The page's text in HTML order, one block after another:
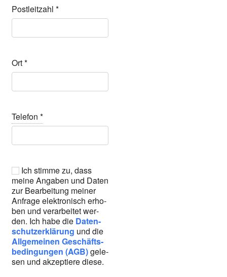
Post­leit­zahl *
Ort*
Tele­fon *
Ich stim­me zu, dass
mei­ne Anga­ben und Daten
zur Bear­bei­tung mei­ner
Anfra­ge elek­tro­nisch erho­
ben und ver­ar­bei­tet wer­
den. Ich habe die Daten­
schutz­er­klä­rung und die
All­ge­mei­nen Geschäfts­
be­din­gun­gen (AGB)gele­
sen und akzep­tie­re die­se.